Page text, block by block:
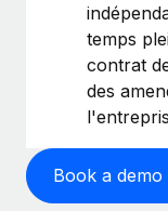
temps
contrat
des
Book a demo